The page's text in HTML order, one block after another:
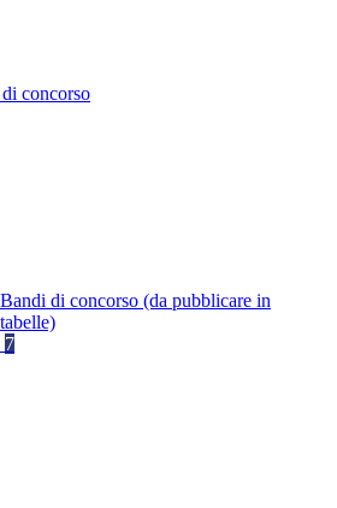
concorso
Bandi di concorso (da pubblicare in
tabelle)
7